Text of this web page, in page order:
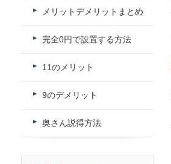
メリットデメリットまとめ
完全0円で設置する方法
11のメリット
9のデメリット
奥さん説得方法